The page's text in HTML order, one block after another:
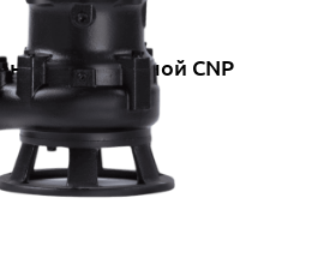
погружной CNP